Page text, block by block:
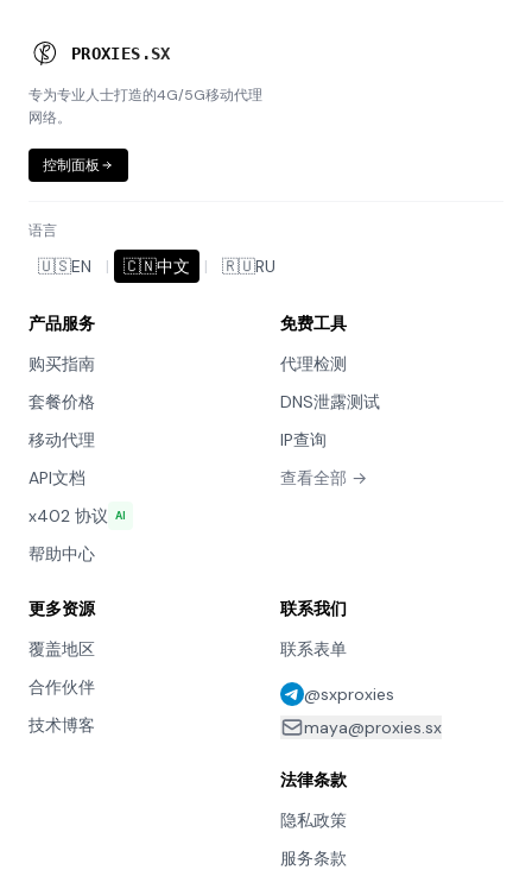
PROXIES .SX
专为专业人士打造的4G/5G移动代理
网络。
控制面板
语言
🇺🇸EN | 🇨🇳中文 | 🇷🇺RU
产品服务
购买指南
套餐价格
移动代理
API文档
x402 协议 AI
帮助中心
免费工具
代理检测
DNS泄露测试
IP查询
查看全部 →
更多资源
覆盖地区
合作伙伴
技术博客
联系我们
联系表单
@sxproxies
maya@proxies.sx
法律条款
隐私政策
服务条款